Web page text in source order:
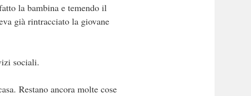
la bambina e temendo il
già rintracciato la giovane
sociali.
Restano ancora molte cose